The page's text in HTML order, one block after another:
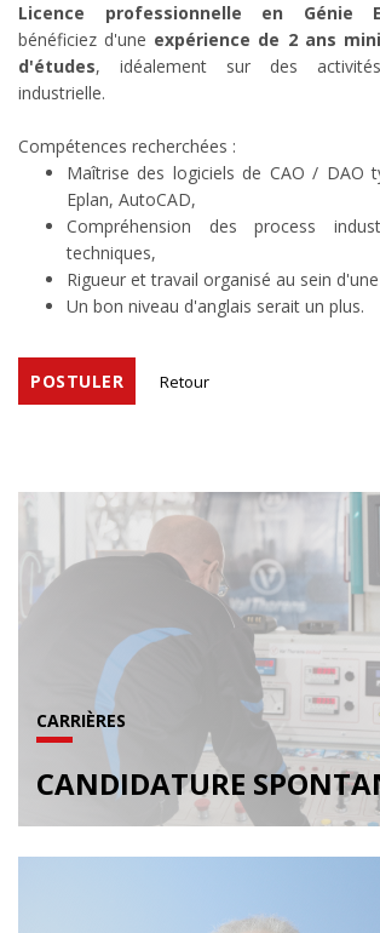
Licence professionnelle en Génie
bénéficiez d'une expérience de 2 ans
d'études, idéalement
sur des
industrielle.
Compétences recherchées :
Maîtrise des logiciels de CAO / DAO
Eplan, AutoCAD,
Compréhension des process
techniques,
Rigueur et travail organisé au sein
Un bon niveau d'anglais serait un plus.
Retour
POSTULER
CARRIÈRES
CANDIDATURE